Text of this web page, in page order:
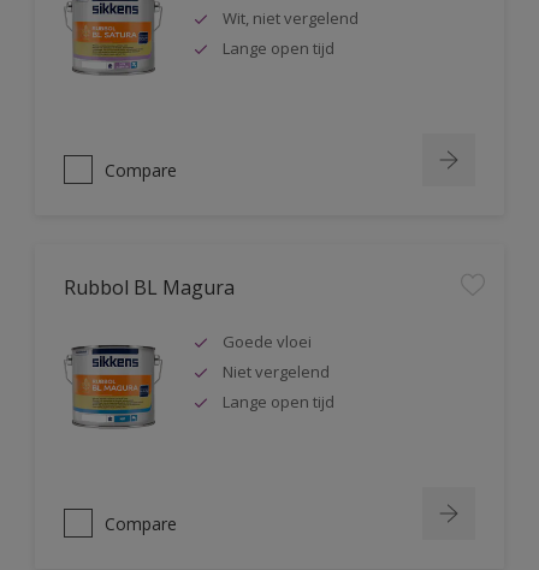
Wit, niet vergelend
Lange open tijd
Compare
Rubbol BL Magura
Goede vloei
Niet vergelend
Lange open tijd
Compare